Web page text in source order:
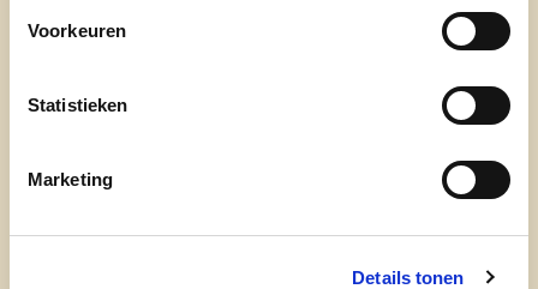
Voorkeuren
Statistieken
Marketing
Details tonen
wordt berekend. België werkt met
progressieve tarieven: hoe hoger je inkomen,
hoe meer belasting je op het hoogste stuk
Bijverdiensten:
Extra inkomsten naast je
studentenjob, als gepensioneerde, of door
occasionele verkoop op tweedehandssites.